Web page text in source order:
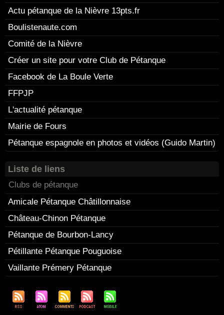
Actu pétanque de la Nièvre 13pts.fr
Boulistenaute.com
Comité de la Nièvre
Créer un site pour votre Club de Pétanque
Facebook de La Boule Verte
FFPJP
L'actualité pétanque
Mairie de Fours
Pétanque espagnole en photos et vidéos (Guido Martin)
Liste de liens
Clubs de pétanque
Amicale Pétanque Châtillonnaise
Château-Chinon Pétanque
Pétanque de Bourbon-Lancy
Pétillante Pétanque Pouguoise
Vaillante Prémery Pétanque